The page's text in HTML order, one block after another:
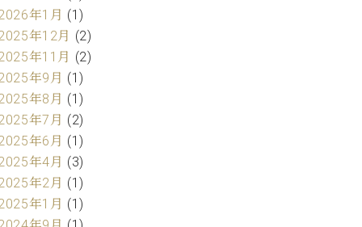
年1月 (1)
年12月 (2)
年11月 (2)
年9月 (1)
年8月 (1)
年7月 (2)
年6月 (1)
年4月 (3)
年2月 (1)
年1月 (1)